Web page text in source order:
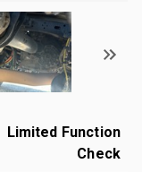
Limited Function
Check